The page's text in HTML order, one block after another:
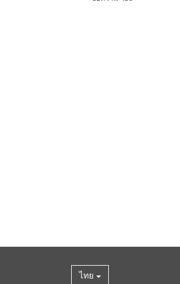
ไทย